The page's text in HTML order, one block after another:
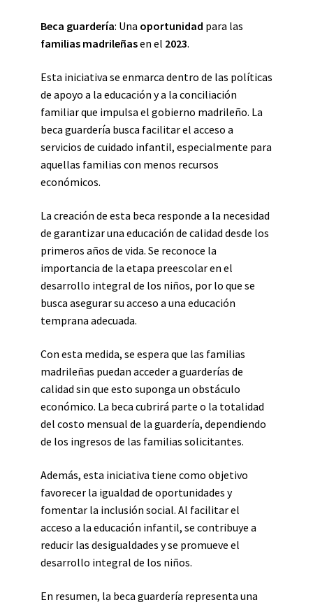
Beca guardería: Una oportunidad para las
familias madrileñasen el 2023.
Esta iniciativa se enmarca dentro de las políticas
de apoyo a la educación y a la conciliación
familiar que impulsa el gobierno madrileño. La
beca guardería busca facilitar el acceso a
servicios de cuidado infantil, especialmente para
aquellas familias con menos recursos
económicos.
La creación de esta beca responde a la necesidad
de garantizar una educación de calidad desde los
primeros años de vida. Se reconoce la
importancia de la etapa preescolar en el
desarrollo integral de los niños, por lo que se
busca asegurar su acceso a una educación
temprana adecuada.
Con esta medida, se espera que las familias
madrileñas puedan acceder a guarderías de
calidad sin que esto suponga un obstáculo
económico. La beca cubrirá parte o la totalidad
del costo mensual de la guardería, dependiendo
de los ingresos de las familias solicitantes.
Además, esta iniciativa tiene como objetivo
favorecer la igualdad de oportunidades y
fomentar la inclusión social. Al facilitar el
acceso a la educación infantil, se contribuye a
reducir las desigualdades y se promueve el
desarrollo integral de los niños.
En resumen, la beca guardería representa una